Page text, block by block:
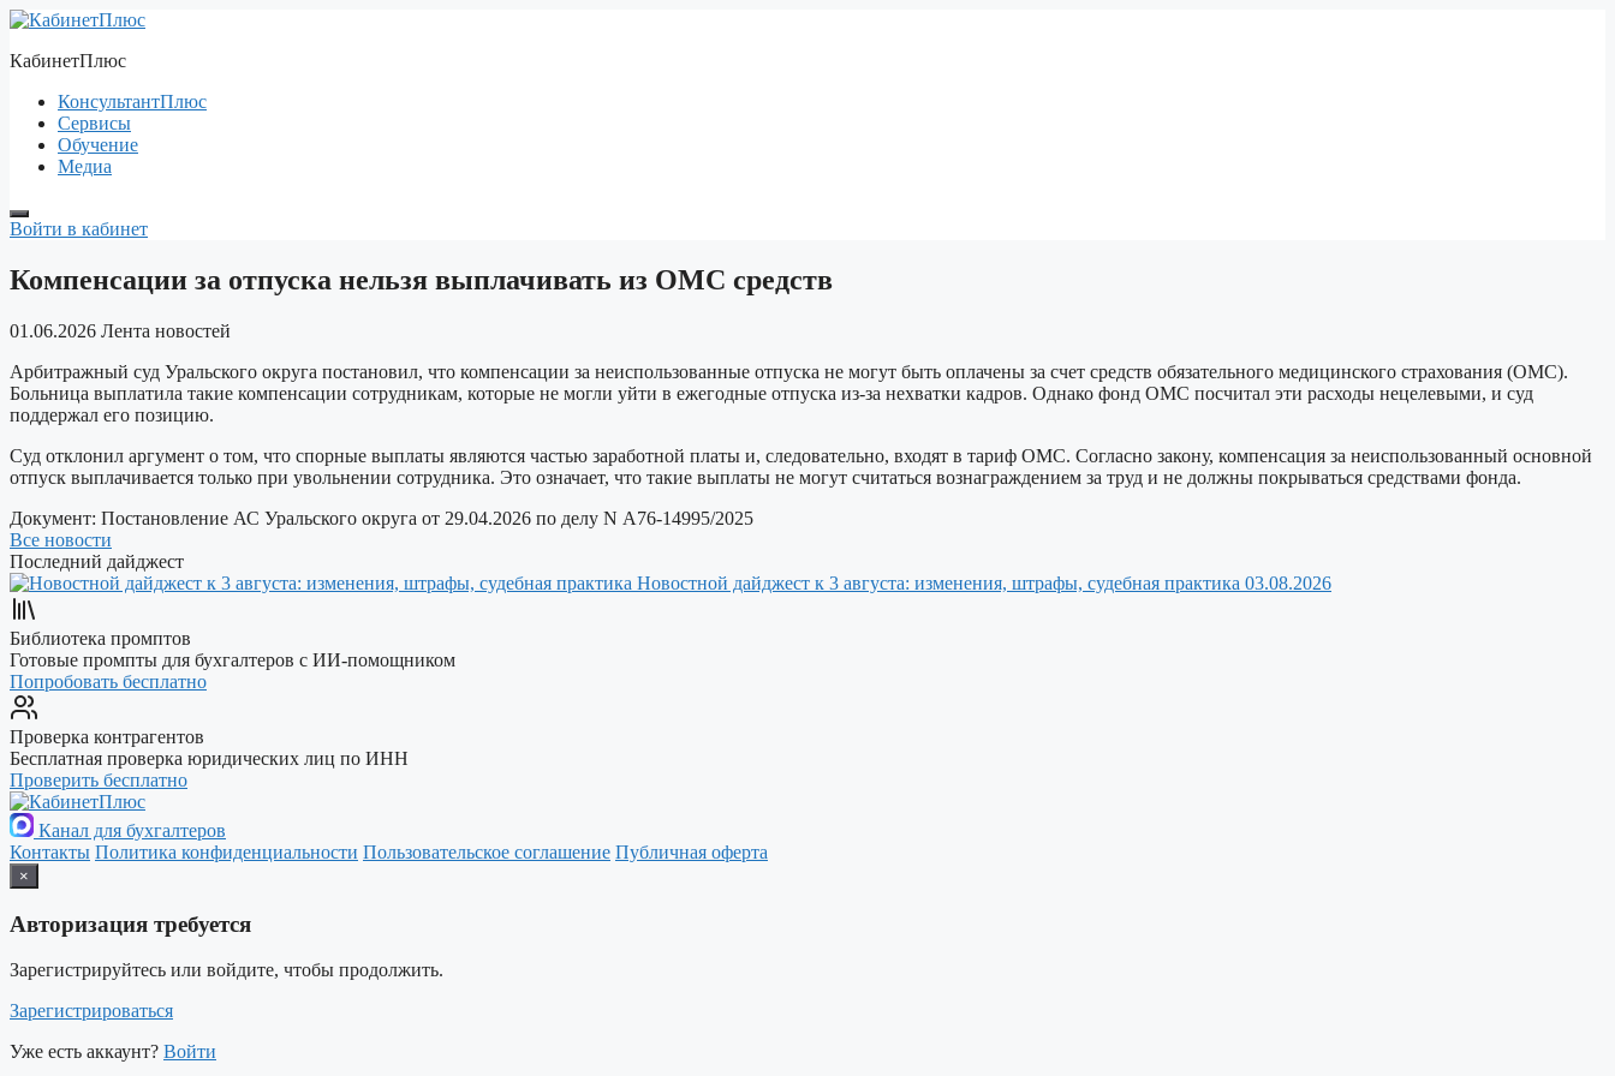
Перейти
содержимому
КабинетПлюс
КонсультантПлюс
Сервисы
Обучение
Медиа
Войти в кабинет
Компенсации за отпуска нельзя выплачивать из ОМС средств
01.06.2026 Лента новостей
Арбитражный суд Уральского округа постановил, что компенсации за неиспользованные отпуска не могут быть оплачены за счет средств обязательного медицинского страхования (ОМС).
Больница выплатила такие компенсации сотрудникам, которые не могли уйти в ежегодные отпуска из-за нехватки кадров. Однако фонд ОМС посчитал эти расходы нецелевыми, и суд
поддержал его позицию.
Суд отклонил аргумент о том, что спорные выплаты являются частью заработной платы и, следовательно, входят в тариф ОМС. Согласно закону, компенсация за неиспользованный основной
отпуск выплачивается только при увольнении сотрудника. Это означает, что такие выплаты не могут считаться вознаграждением за труд и не должны покрываться средствами фонда.
Документ: Постановление АС Уральского округа от 29.04.2026 по делу N А76-14995/2025
Все новости
Последний дайджест
Новостной дайджест к 3 августа: изменения, штрафы, судебная практика 03.08.2026
Библиотека промптов
Готовые промпты для бухгалтеров с ИИ-помощником
Попробовать бесплатно
Проверка контрагентов
Бесплатная проверка юридических лиц по ИНН
Проверить бесплатно
Канал для бухгалтеров
Контакты Политика конфиденциальности Пользовательское соглашение Публичная оферта
×
Авторизация требуется
Зарегистрируйтесь или войдите, чтобы продолжить.
Зарегистрироваться
Уже есть аккаунт? Войти